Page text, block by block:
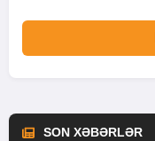
SON XƏBƏRLƏR